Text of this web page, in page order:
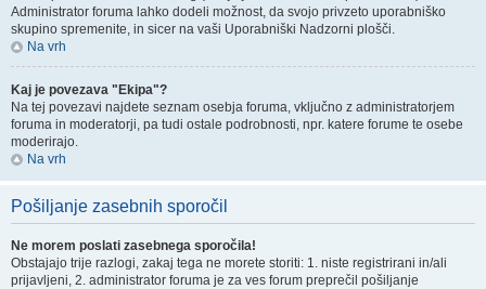
Administrator foruma lahko dodeli možnost, da svojo privzeto uporabniško
skupino spremenite, in sicer na vaši Uporabniški Nadzorni plošči.
Na vrh
Kaj je povezava "Ekipa"?
Na tej povezavi najdete seznam osebja foruma, vključno z administratorjem
foruma in moderatorji, pa tudi ostale podrobnosti, npr. katere forume te osebe
moderirajo.
Na vrh
Pošiljanje zasebnih sporočil
Ne morem poslati zasebnega sporočila!
Obstajajo trije razlogi, zakaj tega ne morete storiti: 1. niste registrirani in/ali
prijavljeni, 2. administrator foruma je za ves forum preprečil pošiljanje